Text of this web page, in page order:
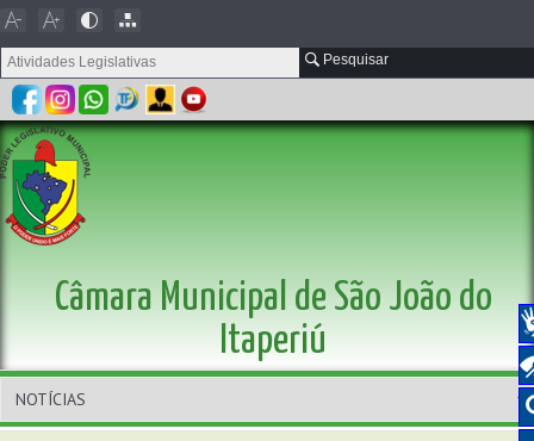
Pesquisar
Câmara Municipal de São João do
Itaperiú